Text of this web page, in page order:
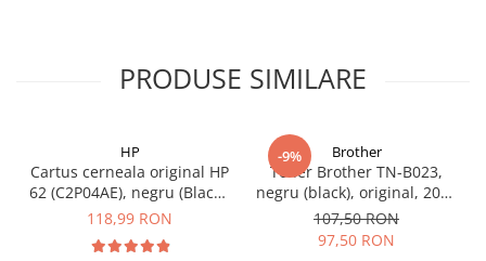
Access Point-uri
Cabluri retea
Sisteme Mesh WiFi
PRODUSE SIMILARE
HP
Cartus cerneala original HP
62 (C2P04AE), negru (Black),
200 pagini
118,99 RON
-9% Brother
Toner Brother TN-B023,
negru (black), original, 2000
pagini
107,50 RON
97,50 RON